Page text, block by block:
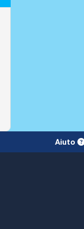
Aiuto